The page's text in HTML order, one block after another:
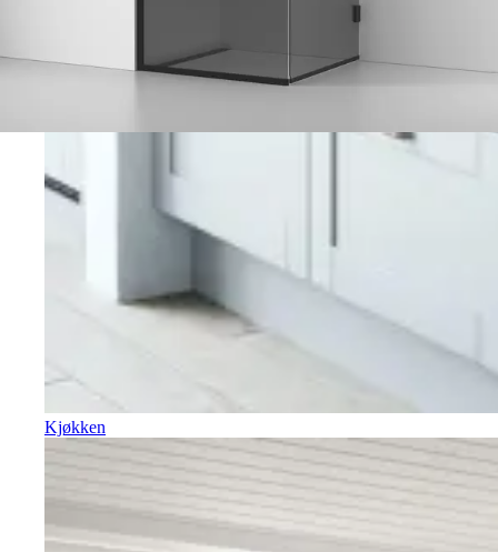
Kjøkken